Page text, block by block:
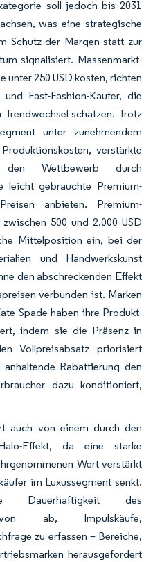
soll jedoch bis 2031
was eine strategische
Schutz der Margen statt zur
signalisiert. Massenmarkt-
unter 250 USD kosten, richten
Fast-Fashion-Käufer, die
schätzen. Trotz
unter zunehmendem
verstärkte
den Wettbewerb durch
leicht gebrauchte Premium-
anbieten. Premium-
500 und 2.000 USD
Mittelposition ein, bei der
und Handwerkskunst
den abschreckenden Effekt
verbunden ist. Marken
Spade haben ihre Produkt-
indem sie die Präsenz in
Vollpreisabsatz priorisiert
Rabattierung den
dazu konditioniert,
auch von einem durch den
Effekt, da eine starke
Wert verstärkt
im Luxussegment senkt.
Dauerhaftigkeit des
ab, Impulskäufe,
zu erfassen – Bereiche,
herausgefordert